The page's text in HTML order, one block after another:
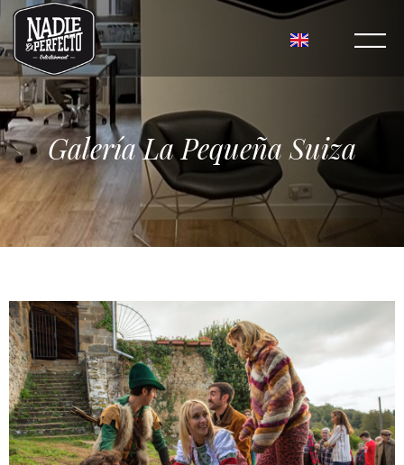
Galería La Pequeña Suiza